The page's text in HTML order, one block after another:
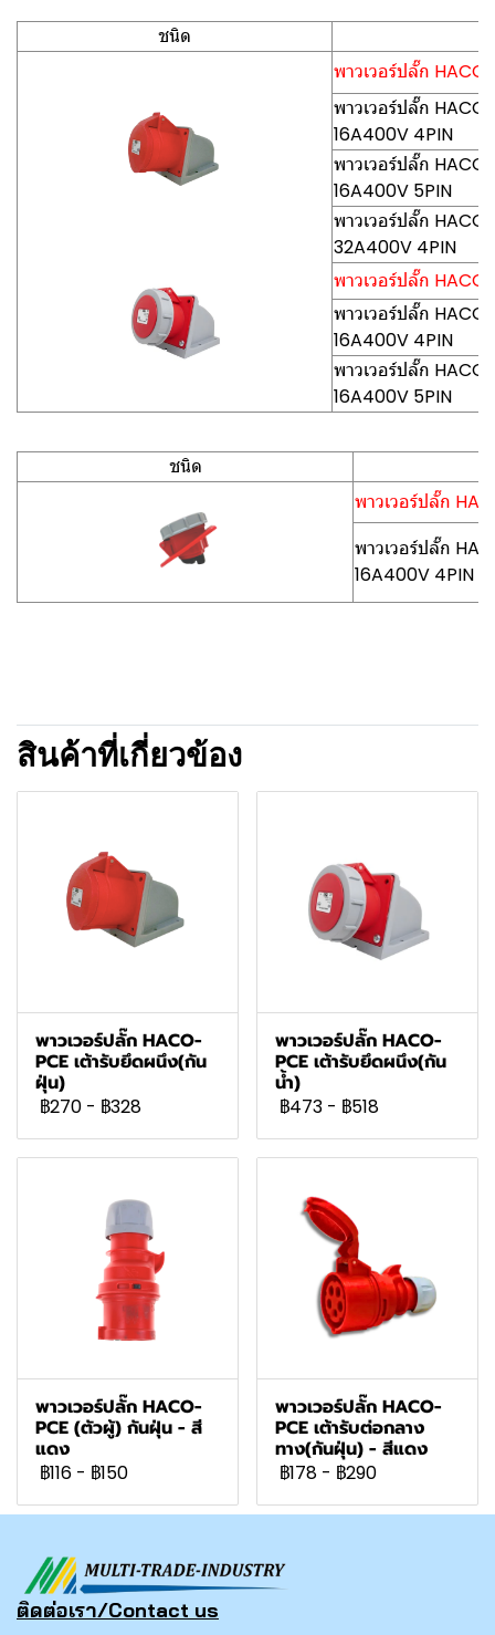
ชนิด
พาวเวอร์ปลั๊ก
พาวเวอร์ปลั๊ก
16A400V 4PIN
พาวเวอร์ปลั๊ก
16A400V 5PIN
พาวเวอร์ปลั๊ก
32A400V 4PIN
พาวเวอร์ปลั๊ก
พาวเวอร์ปลั๊ก
16A400V 4PIN
พาวเวอร์ปลั๊ก
16A400V 5PIN
ชนิด
พาวเวอร์ปลั๊ก
พาวเวอร์ปลั๊ก
16A400V 4PIN
สินค้าที่เกี่ยวข้อง
พาวเวอร์ปลั๊ก HACO-
PCE เต้ารับยึดผนึง(กัน
ฝุ่น)
฿270 - ฿328
พาวเวอร์ปลั๊ก HACO-
PCE เต้ารับยึดผนึง(กัน
น้ำ)
฿473 - ฿518
พาวเวอร์ปลั๊ก HACO-
PCE (ตัวผู้) กันฝุ่น - สี
แดง
฿116 - ฿150
พาวเวอร์ปลั๊ก HACO-
PCE เต้ารับต่อกลาง
ทาง(กันฝุ่น) - สีแดง
฿178 - ฿290
ติดต่อเรา/Contact us